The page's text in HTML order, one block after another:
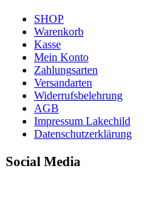
SHOP
Warenkorb
Kasse
Mein Konto
Zahlungsarten
Versandarten
Widerrufsbelehrung
AGB
Impressum Lakechild
Datenschutzerklärung
Social Media